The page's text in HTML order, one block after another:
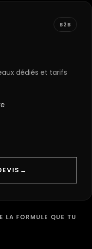
B2B
dédiés et tarifs
→
LA FORMULE QUE TU